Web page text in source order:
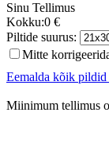
Sinu Tellimus
Kokku:0 €
Piltide suurus:
Mitte
Eemalda kõik pildid
Miinimum tellimus